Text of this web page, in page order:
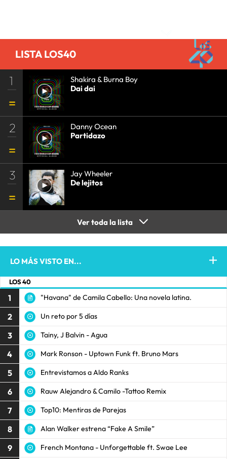
LISTA LOS40
1
Shakira & Burna Boy
Dai dai
2
Danny Ocean
Partidazo
3
Jay Wheeler
De lejitos
Ver toda la lista
LO MÁS VISTO EN...
LOS 40
1 "Havana" de Camila Cabello: Una novela latina.
2 Un reto por 5 días
3 Tainy, J Balvin - Agua
4 Mark Ronson - Uptown Funk ft. Bruno Mars
5 Entrevistamos a Aldo Ranks
6 Rauw Alejandro & Camilo -Tattoo Remix
7 Top10: Mentiras de Parejas
8 Alan Walker estrena “Fake A Smile”
9 French Montana - Unforgettable ft. Swae Lee